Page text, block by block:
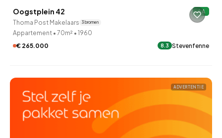
10 uur geleden ontdekt
Oogstplein 42 A
Thoma Post Makelaars 3 bronnen
Appartement • 70m² • 1960
€ 265.000
8.3 Stevenfenne
ADVERTENTIE